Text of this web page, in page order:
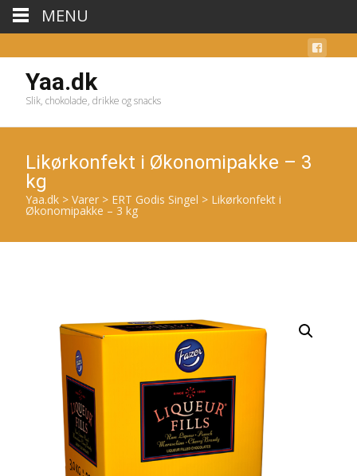
Yaa.dk
Slik, chokolade, drikke og snacks
Likørkonfekt i Økonomipakke – 3
kg
Yaa.dk > Varer > ERT Godis Singel > Likørkonfekt i
Økonomipakke – 3 kg
MENU